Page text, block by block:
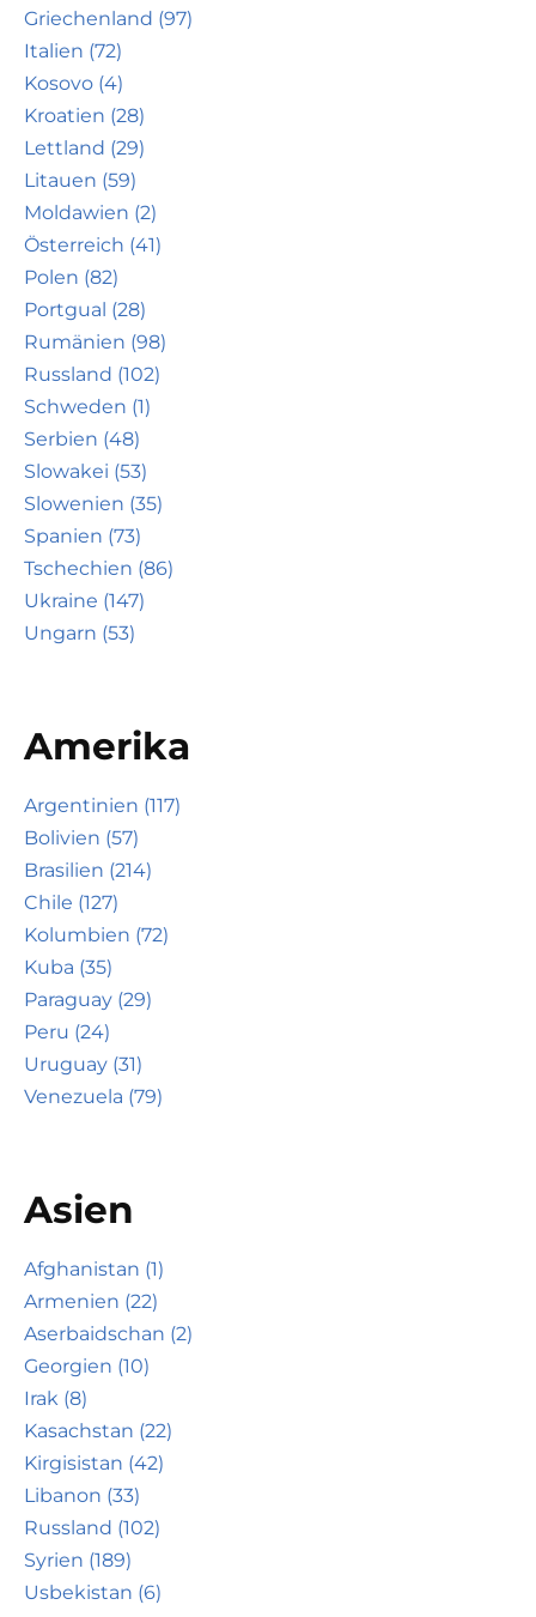
Griechenland (97)
Italien (72)
Kosovo (4)
Kroatien (28)
Lettland (29)
Litauen (59)
Moldawien (2)
Österreich (41)
Polen (82)
Portgual (28)
Rumänien (98)
Russland (102)
Schweden (1)
Serbien (48)
Slowakei (53)
Slowenien (35)
Spanien (73)
Tschechien (86)
Ukraine (147)
Ungarn (53)
Amerika
Argentinien (117)
Bolivien (57)
Brasilien (214)
Chile (127)
Kolumbien (72)
Kuba (35)
Paraguay (29)
Peru (24)
Uruguay (31)
Venezuela (79)
Asien
Afghanistan (1)
Armenien (22)
Aserbaidschan (2)
Georgien (10)
Irak (8)
Kasachstan (22)
Kirgisistan (42)
Libanon (33)
Russland (102)
Syrien (189)
Usbekistan (6)